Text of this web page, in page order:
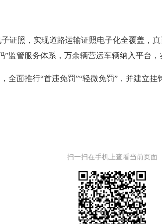
照，实现道路运输证照电子化全覆盖，真
监管服务体系，万余辆营运车辆纳入平台，
面推行“首违免罚”“轻微免罚”，并建立挂
扫一扫在手机上查看当前页面